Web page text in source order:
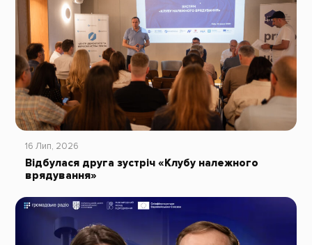
16 Лип, 2026
Відбулася друга зустріч «Клубу належного
врядування»